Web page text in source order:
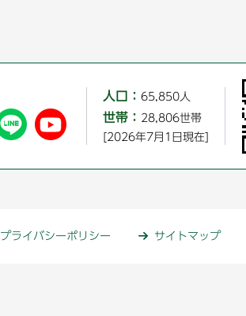
人口： 65,850人
世帯： 28,806世帯
[2026年7月1日現在]
プライバシーポリシー サイトマップ